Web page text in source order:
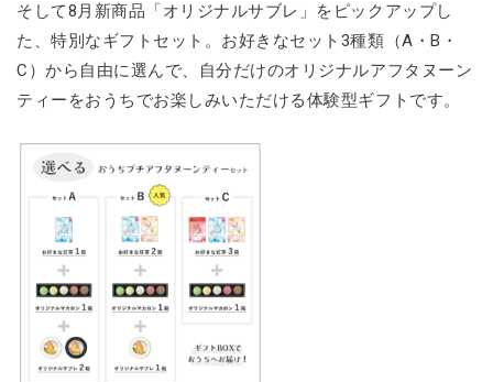
そして8月新商品「オリジナルサブレ」をピックアップし
た、特別なギフトセット。お好きなセット3種類（A・B・
C）から自由に選んで、自分だけのオリジナルアフタヌーン
ティーをおうちでお楽しみいただける体験型ギフトです。